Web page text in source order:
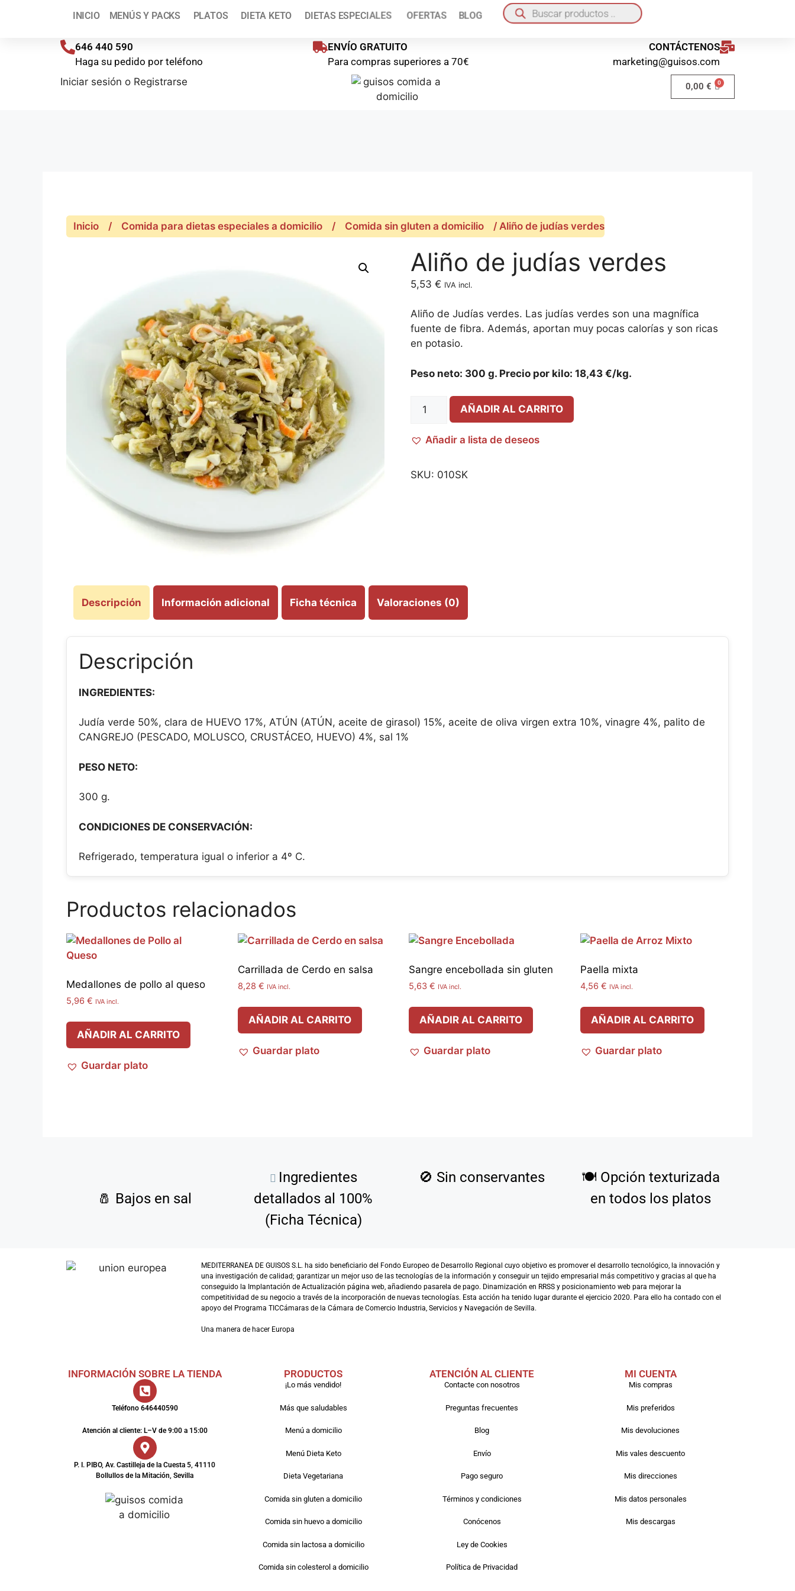
Pídelo aquí
646 440 590
Haga su pedido por teléfono
ENVÍO GRATUITO
Para compras superiores a 70€
CONTÁCTENOS
marketing@guisos.com
Iniciar sesión o Registrarse 0,00€
INICIO MENÚS Y PACKS PLATOS DIETA KETO DIETAS ESPECIALES OFERTAS BLOG
Inicio / Comida para dietas especiales a domicilio / Comida sin gluten a domicilio / Aliño de judías verdes
Aliño de judías verdes
5,53€ IVA incl.
Aliño de Judías verdes. Las judías verdes son una magnífica
fuente de fibra. Además, aportan muy pocas calorías y son ricas
en potasio.
Peso neto: 300 g. Precio por kilo: 18,43 €/kg.
AÑADIR AL CARRITO
Añadir a lista de deseos
SKU: 010SK
Descripción Información adicional Ficha técnica Valoraciones (0)
Descripción
INGREDIENTES:
Judía verde 50%, clara de HUEVO 17%, ATÚN (ATÚN, aceite de girasol) 15%, aceite de oliva virgen extra 10%, vinagre 4%, palito de
CANGREJO (PESCADO, MOLUSCO, CRUSTÁCEO, HUEVO) 4%, sal 1%
PESO NETO:
300 g.
CONDICIONES DE CONSERVACIÓN:
Refrigerado, temperatura igual o inferior a 4º C.
Productos relacionados
Medallones de pollo al queso
5,96 € IVA incl.
AÑADIR AL CARRITO
Guardar plato
Carrillada de Cerdo en salsa
8,28 € IVA incl.
AÑADIR AL CARRITO
Guardar plato
Sangre encebollada sin gluten
5,63 € IVA incl.
AÑADIR AL CARRITO
Guardar plato
Paella mixta
4,56 € IVA incl.
AÑADIR AL CARRITO
Guardar plato
🧂 Bajos en sal
Ingredientes
detallados al 100%
(Ficha Técnica)
🚫 Sin conservantes 🍽️ Opción texturizada
en todos los platos
MEDITERRANEA DE GUISOS S.L. ha sido beneficiario del Fondo Europeo de Desarrollo Regional cuyo objetivo es promover el desarrollo tecnológico, la innovación y
una investigación de calidad; garantizar un mejor uso de las tecnologías de la información y conseguir un tejido empresarial más competitivo y gracias al que ha
conseguido la Implantación de Actualización página web, añadiendo pasarela de pago. Dinamización en RRSS y posicionamiento web para mejorar la
competitividad de su negocio a través de la incorporación de nuevas tecnologías. Esta acción ha tenido lugar durante el ejercicio 2020. Para ello ha contado con el
apoyo del Programa TICCámaras de la Cámara de Comercio Industria, Servicios y Navegación de Sevilla.
Una manera de hacer Europa
INFORMACIÓN SOBRE LA TIENDA
Teléfono 646440590
Atención al cliente: L–V de 9:00 a 15:00
P. I. PIBO, Av. Castilleja de la Cuesta 5, 41110
Bollullos de la Mitación, Sevilla
PRODUCTOS
¡Lo más vendido!
Más que saludables
Menú a domicilio
Menú Dieta Keto
Dieta Vegetariana
Comida sin gluten a domicilio
Comida sin huevo a domicilio
Comida sin lactosa a domicilio
Comida sin colesterol a domicilio
ATENCIÓN AL CLIENTE
Contacte con nosotros
Preguntas frecuentes
Blog
Envío
Pago seguro
Términos y condiciones
Conócenos
Ley de Cookies
Política de Privacidad
MI CUENTA
Mis compras
Mis preferidos
Mis devoluciones
Mis vales descuento
Mis direcciones
Mis datos personales
Mis descargas